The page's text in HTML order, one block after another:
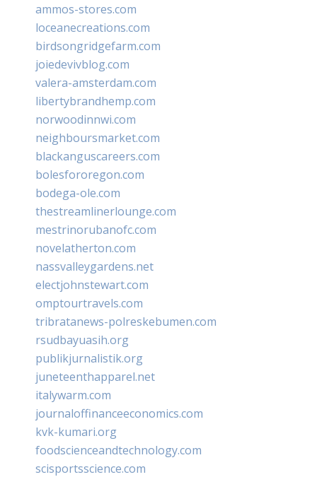
ammos-stores.com
loceanecreations.com
birdsongridgefarm.com
joiedevivblog.com
valera-amsterdam.com
libertybrandhemp.com
norwoodinnwi.com
neighboursmarket.com
blackanguscareers.com
bolesfororegon.com
bodega-ole.com
thestreamlinerlounge.com
mestrinorubanofc.com
novelatherton.com
nassvalleygardens.net
electjohnstewart.com
omptourtravels.com
tribratanews-polreskebumen.com
rsudbayuasih.org
publikjurnalistik.org
juneteenthapparel.net
italywarm.com
journaloffinanceeconomics.com
kvk-kumari.org
foodscienceandtechnology.com
scisportsscience.com